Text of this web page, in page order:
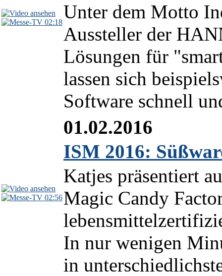
02:18Unter dem Motto
Aussteller der
Lösungen für
lassen sich
Software schnell
02:56
01.02.2016
ISM 2016:
Katjes präsentiert
Magic Candy
In nur wenigen
in